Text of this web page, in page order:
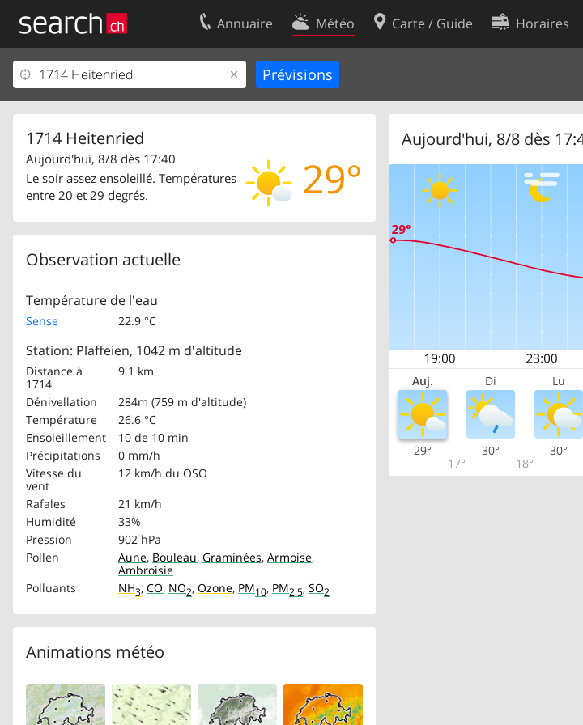
Annuaire Météo Carte / Guide Horaires
1714 Heitenried
29°
Aujourd'hui, 8/8 dès 17:40
Le soir assez ensoleillé. Températures
entre 20 et 29 degrés.
Observation actuelle
Température de l'eau
Sense 22.9 °C
Station: Plaffeien, 1042 m d'altitude
Distance à
1714
9.1 km
Dénivellation
284m (759 m d'altitude)
Température
26.6 °C
Ensoleillement
10 de 10 min
Précipitations
0 mm/h
Vitesse du
vent
12 km/h du OSO
Rafales
21 km/h
Humidité
33%
Pression
902 hPa
Pollen
Aune, Bouleau, Graminées, Armoise,
Ambroisie
Polluants
NH3, CO, NO2, Ozone, PM10, PM2.5, SO2
Animations météo
Aujourd'hui, 8/8 dès
Auj. Di Lu
29°
17°
30°
18°
30°
Votre inscription
Centre clients
Contact
Conditions d’utilisation